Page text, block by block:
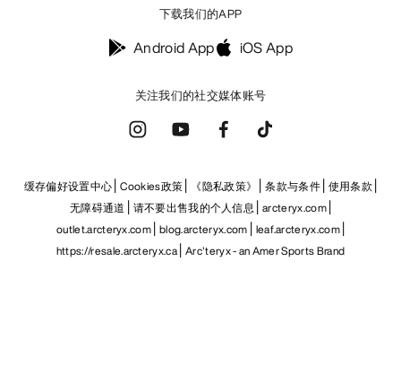
关注我们的社交媒体账号
下载我们的APP
Android App iOS App
缓存偏好设置中心 Cookies政策 《隐私政策》 条款与条件 使用条款
无障碍通道
请不要出售我的个人信息 arcteryx.com
outlet.arcteryx.com blog.arcteryx.com leaf.arcteryx.com
https://resale.arcteryx.ca Arc'teryx - an Amer Sports Brand